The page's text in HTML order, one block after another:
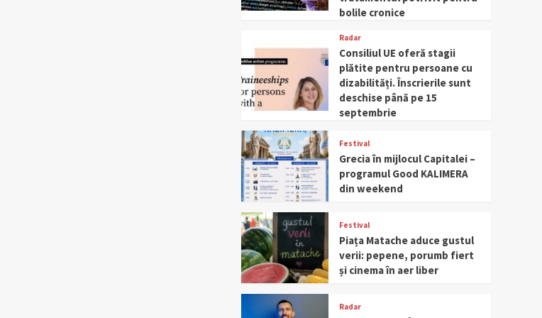
bolile cronice
Radar
Consiliul UE oferă stagii
plătite pentru persoane cu
dizabilități. Înscrierile sunt
deschise până pe 15
septembrie
Festival
Grecia în mijlocul Capitalei –
programul Good KALIMERA
din weekend
Festival
Piața Matache aduce gustul
verii: pepene, porumb fiert
și cinema în aer liber
Radar